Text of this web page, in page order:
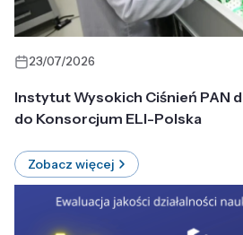
23/07/2026
Instytut Wysokich Ciśnień PAN
do Konsorcjum ELI-Polska
Zobacz więcej